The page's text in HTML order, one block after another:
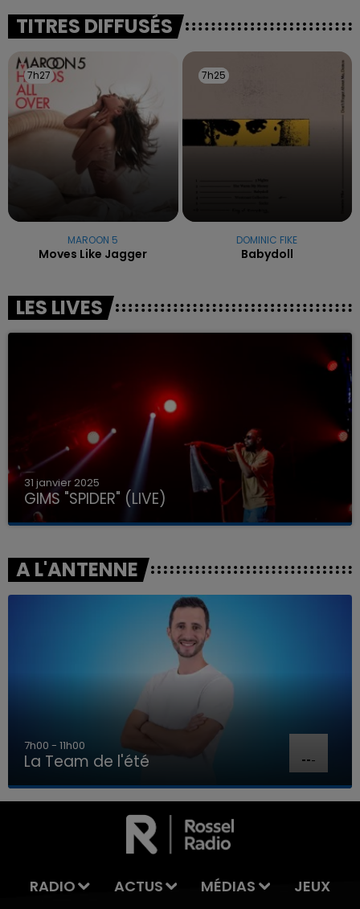
LA TEAM DE L'ÉTÉ
excuses.
TITRES DIFFUSÉS
7h27
7h27
MAROON 5
Moves Like Jagger
7h25
7h25
DOMINIC FIKE
Babydoll
LES LIVES
31 janvier 2025
GIMS "SPIDER" (LIVE)
A L'ANTENNE
7h00 - 11h00
La Team de l'été
RADIO ACTUS MÉDIAS JEUX